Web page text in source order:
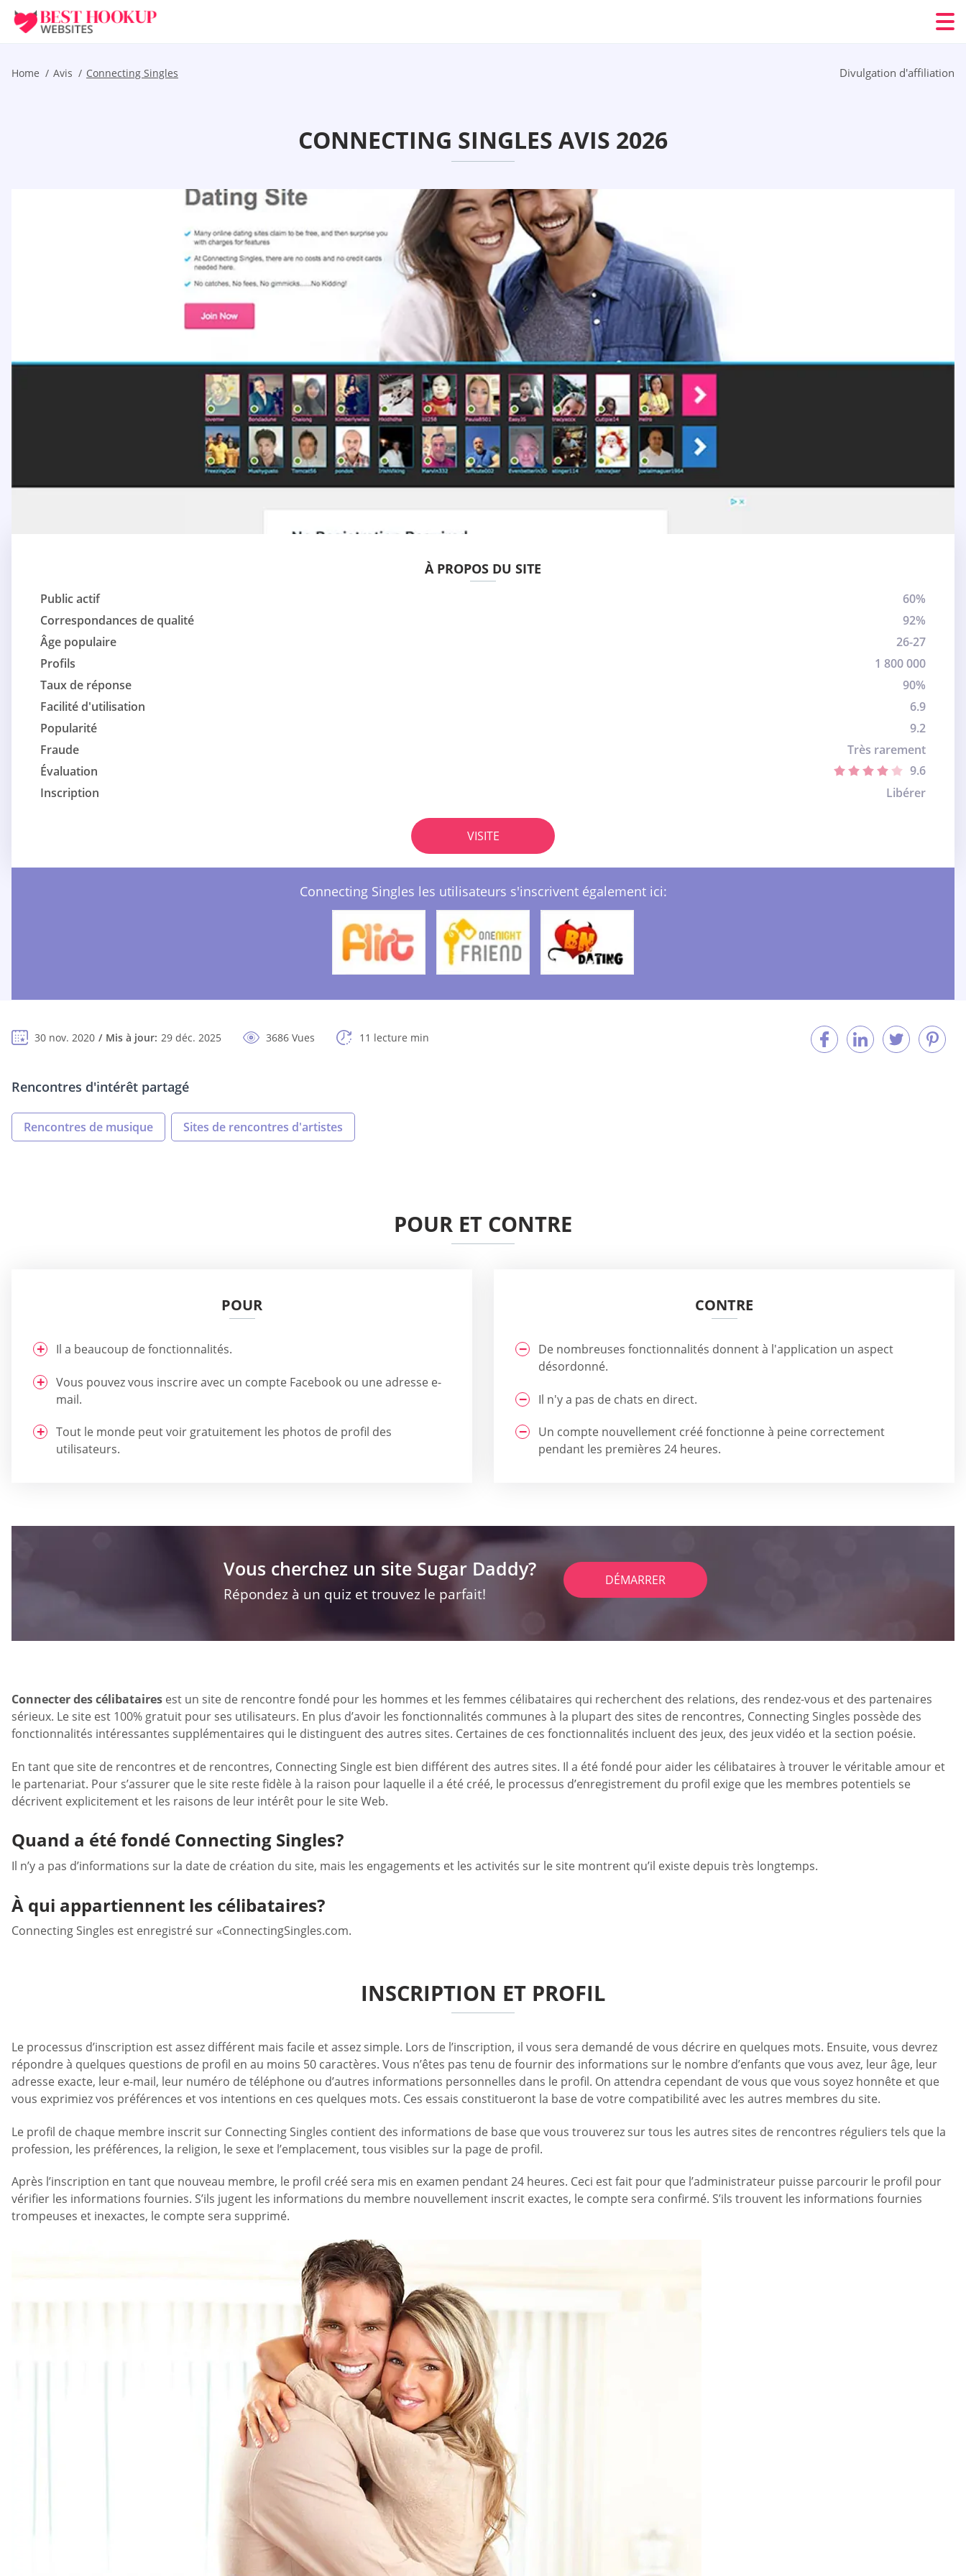
Home Avis Connecting Singles Divulgation d'affiliation
CONNECTING SINGLES AVIS 2026
À PROPOS DU SITE
Public actif
60%
Correspondances de qualité
92%
Âge populaire
26-27
Profils
1 800 000
Taux de réponse
90%
Facilité d'utilisation
6.9
Popularité
9.2
Fraude
Très rarement
Évaluation
9.6
Inscription
Libérer
VISITE
Connecting Singles les utilisateurs s'inscrivent également ici:
30 nov. 2020 Mis à jour: 29 déc. 2025 3686 Vues 11 lecture min
Rencontres d'intérêt partagé
Rencontres de musique Sites de rencontres d'artistes
POUR ET CONTRE
POUR
Il a beaucoup de fonctionnalités.
Vous pouvez vous inscrire avec un compte Facebook ou une adresse e-
mail.
Tout le monde peut voir gratuitement les photos de profil des
utilisateurs.
CONTRE
De nombreuses fonctionnalités donnent à l'application un aspect
désordonné.
Il n'y a pas de chats en direct.
Un compte nouvellement créé fonctionne à peine correctement
pendant les premières 24 heures.
Vous cherchez un site Sugar Daddy?
Répondez à un quiz et trouvez le parfait!
DÉMARRER
Connecter des célibataires est un site de rencontre fondé pour les hommes et les femmes célibataires qui recherchent des relations, des rendez-vous et des partenaires
sérieux. Le site est 100% gratuit pour ses utilisateurs. En plus d’avoir les fonctionnalités communes à la plupart des sites de rencontres, Connecting Singles possède des
fonctionnalités intéressantes supplémentaires qui le distinguent des autres sites. Certaines de ces fonctionnalités incluent des jeux, des jeux vidéo et la section poésie.
En tant que site de rencontres et de rencontres, Connecting Single est bien différent des autres sites. Il a été fondé pour aider les célibataires à trouver le véritable amour et
le partenariat. Pour s’assurer que le site reste fidèle à la raison pour laquelle il a été créé, le processus d’enregistrement du profil exige que les membres potentiels se
décrivent explicitement et les raisons de leur intérêt pour le site Web.
Quand a été fondé Connecting Singles?
Il n’y a pas d’informations sur la date de création du site, mais les engagements et les activités sur le site montrent qu’il existe depuis très longtemps.
À qui appartiennent les célibataires?
Connecting Singles est enregistré sur «ConnectingSingles.com.
INSCRIPTION ET PROFIL
Le processus d’inscription est assez différent mais facile et assez simple. Lors de l’inscription, il vous sera demandé de vous décrire en quelques mots. Ensuite, vous devrez
répondre à quelques questions de profil en au moins 50 caractères. Vous n’êtes pas tenu de fournir des informations sur le nombre d’enfants que vous avez, leur âge, leur
adresse exacte, leur e-mail, leur numéro de téléphone ou d’autres informations personnelles dans le profil. On attendra cependant de vous que vous soyez honnête et que
vous exprimiez vos préférences et vos intentions en ces quelques mots. Ces essais constitueront la base de votre compatibilité avec les autres membres du site.
Le profil de chaque membre inscrit sur Connecting Singles contient des informations de base que vous trouverez sur tous les autres sites de rencontres réguliers tels que la
profession, les préférences, la religion, le sexe et l’emplacement, tous visibles sur la page de profil.
Après l’inscription en tant que nouveau membre, le profil créé sera mis en examen pendant 24 heures. Ceci est fait pour que l’administrateur puisse parcourir le profil pour
vérifier les informations fournies. S’ils jugent les informations du membre nouvellement inscrit exactes, le compte sera confirmé. S’ils trouvent les informations fournies
trompeuses et inexactes, le compte sera supprimé.